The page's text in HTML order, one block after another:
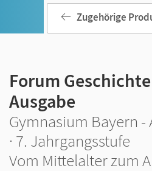
Zugehörige
Forum
Ausgabe
Gymnasium Bayern -
· 7. Jahrgangsstufe
Vom Mittelalter zum